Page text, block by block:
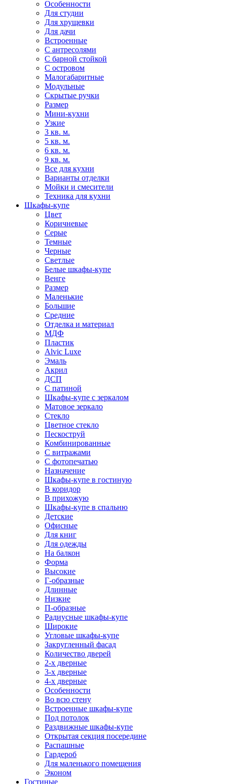
Особенности
Для студии
Для хрущевки
Для дачи
Встроенные
С антресолями
С барной стойкой
С островом
Малогабаритные
Модульные
Скрытые ручки
Размер
Мини-кухни
Узкие
3 кв. м.
5 кв. м.
6 кв. м.
9 кв. м.
Все для кухни
Варианты отделки
Мойки и смесители
Техника для кухни
Шкафы-купе
Цвет
Коричневые
Серые
Темные
Черные
Светлые
Белые шкафы-купе
Венге
Размер
Маленькие
Большие
Средние
Отделка и материал
МДФ
Пластик
Alvic Luxe
Эмаль
Акрил
ДСП
С патиной
Шкафы-купе с зеркалом
Матовое зеркало
Стекло
Цветное стекло
Пескоструй
Комбинированные
С витражами
С фотопечатью
Назначение
Шкафы-купе в гостиную
В коридор
В прихожую
Шкафы-купе в спальню
Детские
Офисные
Для книг
Для одежды
На балкон
Форма
Высокие
Г-образные
Длинные
Низкие
П-образные
Радиусные шкафы-купе
Широкие
Угловые шкафы-купе
Закругленный фасад
Количество дверей
2-х дверные
3-х дверные
4-х дверные
Особенности
Во всю стену
Встроенные шкафы-купе
Под потолок
Раздвижные шкафы-купе
Открытая секция посередине
Распашные
Гардероб
Для маленького помещения
Эконом
Гостиные